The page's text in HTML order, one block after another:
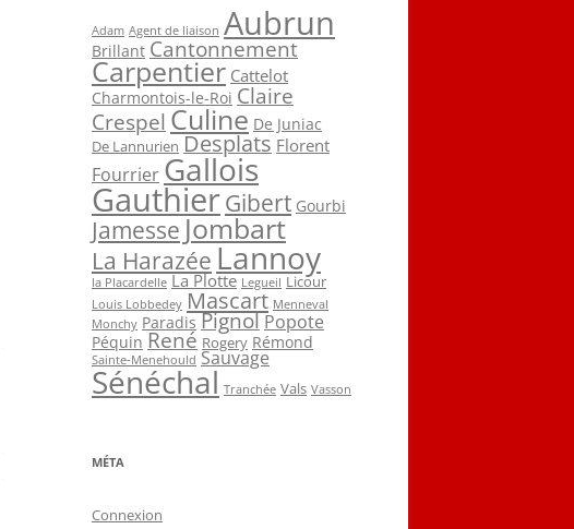
Adam Agent de liaison Aubrun
Brillant Cantonnement
Carpentier Cattelot
Charmontois-le-Roi Claire
Crespel Culine De Juniac
De Lannurien Desplats Florent
Fourrier Gallois
GauthierGibert Gourbi
JamesseJombart
La HarazéeLannoy
la Placardelle La Plotte Legueil Licour
Louis Lobbedey Mascart Menneval
Monchy Paradis Pignol Popote
Péquin René Rogery Rémond
Sainte-Menehould Sauvage
Sénéchal Tranchée Vals Vasson
MÉTA
Connexion